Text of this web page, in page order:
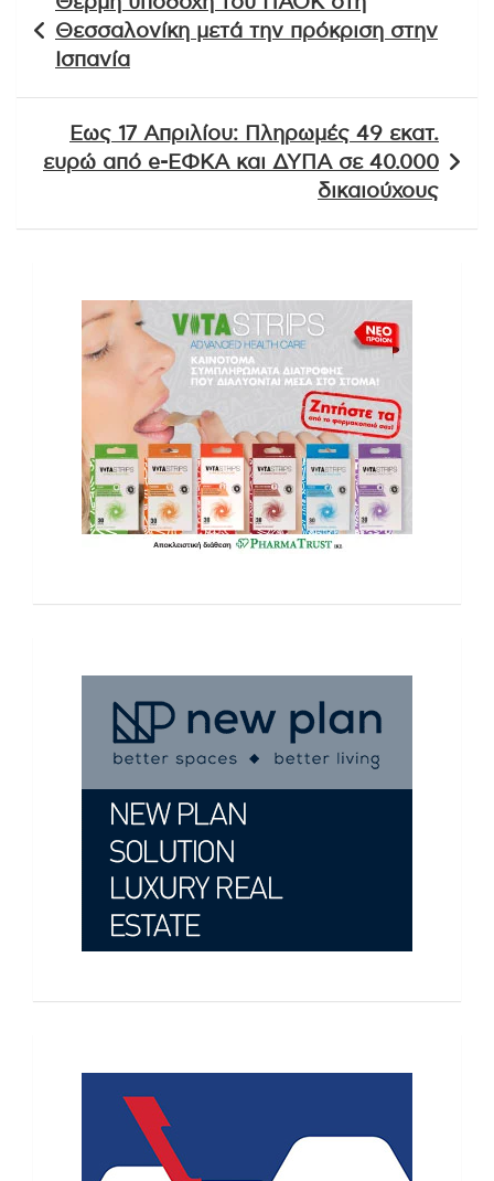
άρθρων
Θεσσαλονίκη μετά την πρόκριση στην
Ισπανία
Εως 17 Απριλίου: Πληρωμές 49 εκατ.
ευρώ από e-ΕΦΚΑ και ΔΥΠΑ σε 40.000
δικαιούχους